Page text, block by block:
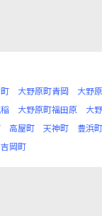
大野原町青岡 大野
大野原町福田原 大
高屋町 天神町 豊浜
吉岡町